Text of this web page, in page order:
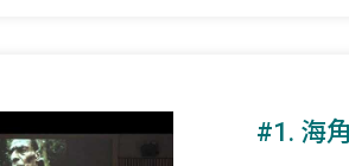
#1. 海